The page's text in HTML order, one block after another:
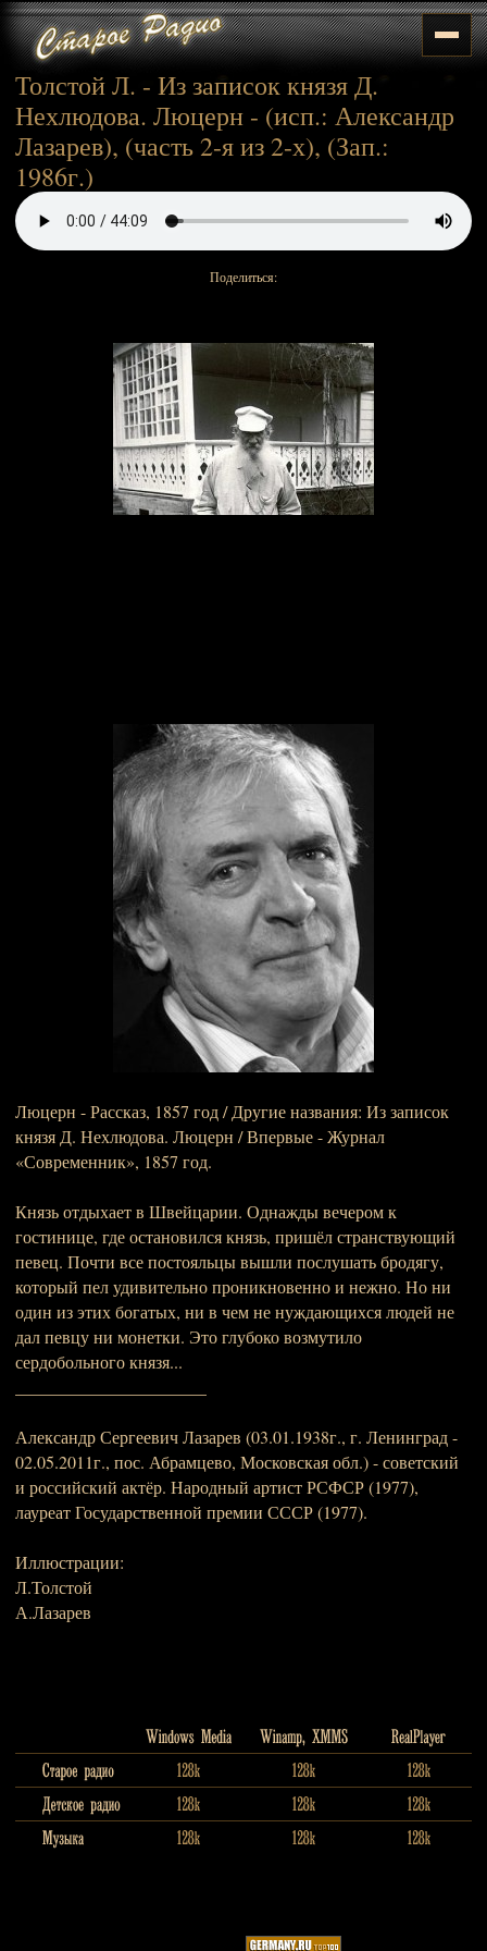
Толстой Л. - Из записок князя Д.
Нехлюдова. Люцерн - (исп.: Александр
Лазарев), (часть 2-я из 2-х), (Зап.:
1986г.)
Поделиться:
Люцерн - Рассказ, 1857 год / Другие названия: Из записок
князя Д. Нехлюдова. Люцерн / Впервые - Журнал
«Современник», 1857 год.
Князь отдыхает в Швейцарии. Однажды вечером к
гостинице, где остановился князь, пришёл странствующий
певец. Почти все постояльцы вышли послушать бродягу,
который пел удивительно проникновенно и нежно. Но ни
один из этих богатых, ни в чем не нуждающихся людей не
дал певцу ни монетки. Это глубоко возмутило
сердобольного князя...
Александр Сергеевич Лазарев (03.01.1938г., г. Ленинград -
02.05.2011г., пос. Абрамцево, Московская обл.) - советский
и российский актёр. Народный артист РСФСР (1977),
лауреат Государственной премии СССР (1977).
Иллюстрации:
Л.Толстой
А.Лазарев